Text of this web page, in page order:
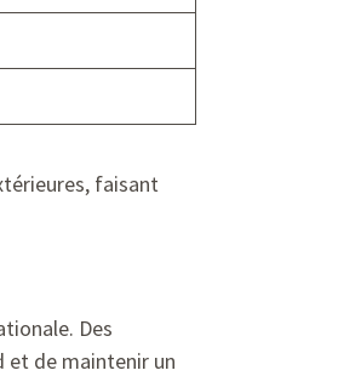
faisant
Des
et de maintenir un